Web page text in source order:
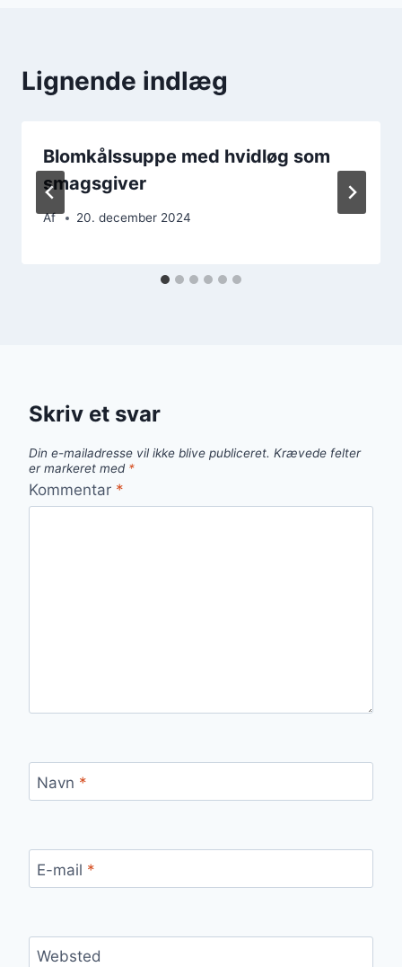
Lignende indlæg
Blomkålssuppe med hvidløg som
smagsgiver
Af 20. december 2024
Skriv et svar
Din e-mailadresse vil ikke blive publiceret. Krævede felter
er markeret med *
Kommentar *
Navn *
E-mail *
Websted